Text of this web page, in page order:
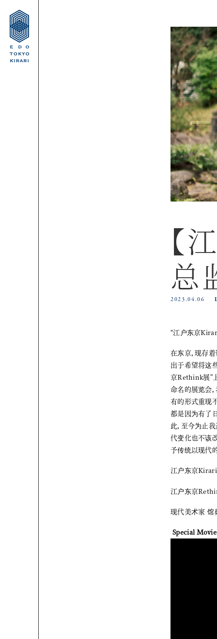
【
总
2023.04.06
“江户东京
在东京，现存着
出于希望将这
京Rethink展”
命名的展览会
有的形式重现
都是因为有了
此，至今为止
代变化也不该
予传统以现代
江户东京
江户东京
现代美术家 馆
Special